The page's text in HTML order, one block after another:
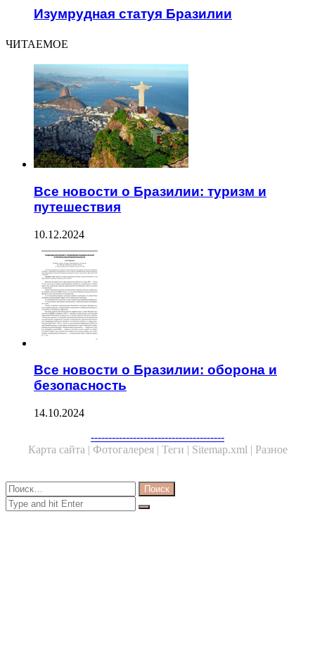
Изумрудная статуя Бразилии
ЧИТАЕМОЕ
Все новости о Бразилии: туризм и
путешествия
10.12.2024
Все новости о Бразилии: оборона и
безопасность
14.10.2024
--------------------------------------
Карта сайта | Фотогалерея | Теги | Sitemap.xml | Разное
Close
Найти:
Close
Search